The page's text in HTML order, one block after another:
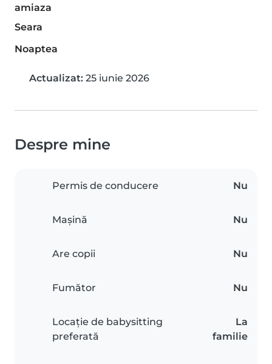
amiaza
Seara
Noaptea
Actualizat: 25 iunie 2026
Despre mine
Permis de conducere Nu
Mașină Nu
Are copii Nu
Fumător Nu
Locație de babysitting
preferată
La
familie